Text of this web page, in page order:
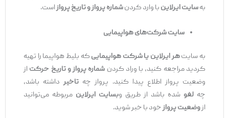
بهسایت ایرلاینبا وارد کردنشماره پرواز و تاریخ پروازاست.
سایت شرکت‌های هواپیمایی
به سایتهر ایرلاین یا شرکت هواپیماییکه بلیط هواپیما را تهیه
کردید مراجعه کنید، با وراد کردنشماره پرواز و تاریخ حرکتاز
وضعیت پرواز اطلاع پیدا کنید. پرواز چهتاخیرداشته باشد،
چهلغوشده باشد از طریق و بسایت ایرلاینمربوطه می‌توانید
وضعیت پروازخود با خبر شوید.